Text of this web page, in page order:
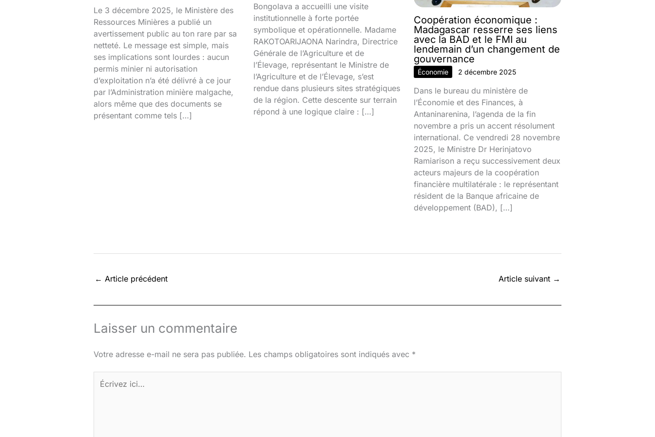
Le 3 décembre 2025, le Ministère des
Ressources Minières a publié un
avertissement public au ton rare par sa
netteté. Le message est simple, mais
ses implications sont lourdes : aucun
permis minier ni autorisation
d’exploitation n’a été délivré à ce jour
par l’Administration minière malgache,
alors même que des documents se
présentant comme tels […]
Bongolava a accueilli une visite
institutionnelle à forte portée
symbolique et opérationnelle. Madame
RAKOTOARIJAONA Narindra, Directrice
Générale de l’Agriculture et de
l’Élevage, représentant le Ministre de
l’Agriculture et de l’Élevage, s’est
rendue dans plusieurs sites stratégiques
de la région. Cette descente sur terrain
répond à une logique claire : […]
Coopération économique :
Madagascar resserre ses liens
avec la BAD et le FMI au
lendemain d’un changement de
gouvernance
Économie 2 décembre 2025
Dans le bureau du ministère de
l’Économie et des Finances, à
Antaninarenina, l’agenda de la fin
novembre a pris un accent résolument
international. Ce vendredi 28 novembre
2025, le Ministre Dr Herinjatovo
Ramiarison a reçu successivement deux
acteurs majeurs de la coopération
financière multilatérale : le représentant
résident de la Banque africaine de
développement (BAD), […]
← Article précédent Article suivant →
Laisser un commentaire
Votre adresse e-mail ne sera pas publiée. Les champs obligatoires sont indiqués avec *
ici…